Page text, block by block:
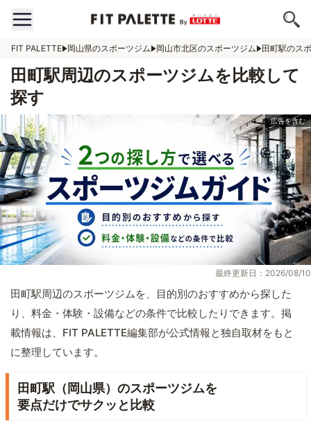
FIT PALETTE 岡山県のスポーツジム 岡山市北区のスポーツジム 田町駅のス
田町駅周辺のスポーツジムを比較して
探す
最終更新日：2026/08/10
田町駅周辺のスポーツジムを、目的別のおすすめから探した
り、料金・体験・設備などの条件で比較したりできます。掲
載情報は、FIT PALETTE編集部が公式情報と独自取材をもと
に整理しています。
田町駅（岡山県）のスポーツジムを
要点だけでサクッと比較